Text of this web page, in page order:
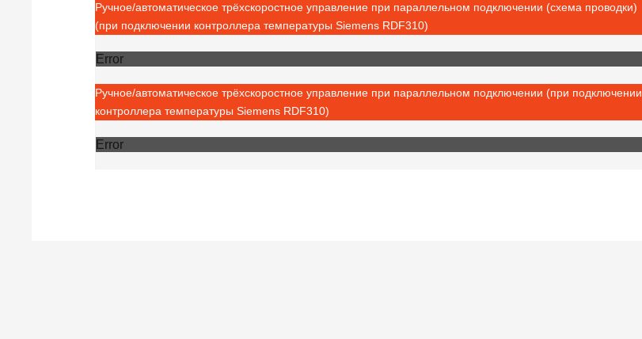
Ручное/автоматическое трёхскоростное управление при параллельном подключении (схема проводки)
(при подключении контроллера температуры Siemens RDF310)
Error
Ручное/автоматическое трёхскоростное управление при параллельном подключении (при подключении
контроллера температуры Siemens RDF310)
Error